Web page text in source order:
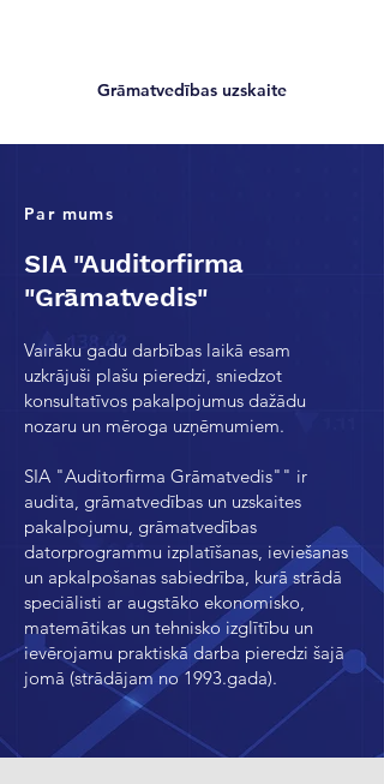
Grāmatvedības uzskaite
Par mums
SIA "Auditorfirma
"Grāmatvedis"
Vairāku gadu darbības laikā esam
uzkrājuši plašu pieredzi, sniedzot
konsultatīvos pakalpojumus dažādu
nozaru un mēroga uzņēmumiem.
SIA "Auditorfirma Grāmatvedis"" ir
audita, grāmatvedības un uzskaites
pakalpojumu, grāmatvedības
datorprogrammu izplatīšanas, ieviešanas
un apkalpošanas sabiedrība, kurā strādā
speciālisti ar augstāko ekonomisko,
matemātikas un tehnisko izglītību un
ievērojamu praktiskā darba pieredzi šajā
jomā (strādājam no 1993.gada).